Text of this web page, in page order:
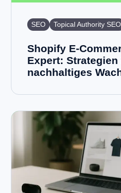
SEO Topical Authority SEO
Shopify E-
Expert: Strategien
nachhaltiges